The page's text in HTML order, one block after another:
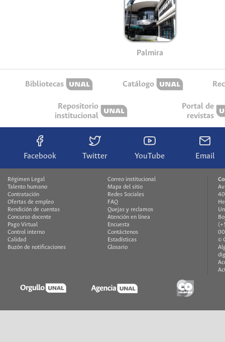
Palmira
Bibliotecas Catálogo
Repositorio
institucional
Portal de
revistas
Facebook Twitter YouTube Email
Régimen Legal
Talento humano
Contratación
Ofertas de empleo
Rendición de cuentas
Concurso docente
Pago Virtual
Control interno
Calidad
Buzón de notificaciones
Correo institucional
Mapa del sitio
Redes Sociales
FAQ
Quejas y reclamos
Atención en línea
Encuesta
Contáctenos
Estadísticas
Glosario
©